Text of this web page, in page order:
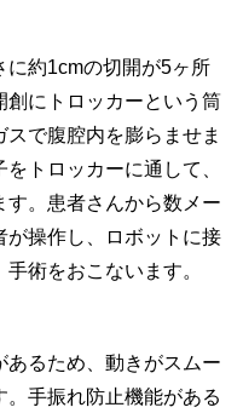
約1cmの切開が5ヶ所
創にトロッカーという筒
で腹腔内を膨らませま
トロッカーに通して、
。患者さんから数メー
が操作し、ロボットに接
術をおこないます。
るため、動きがスムー
手振れ防止機能がある